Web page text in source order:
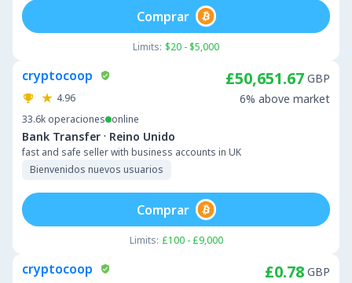
Limits: $20 - $5,000
Comprar
cryptocoop
4.96
33.6k operaciones online
Bank Transfer · Reino Unido
fast and safe seller with business accounts in UK
Bienvenidos nuevos usuarios
£50,651.67 GBP
6% above market
Limits: £100 - £9,000
Comprar
cryptocoop £0.78 GBP